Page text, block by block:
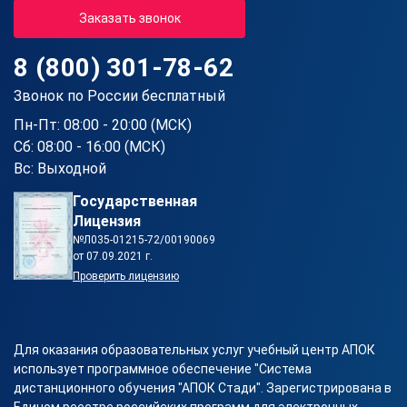
Заказать звонок
8 (800) 301-78-62
Звонок по России бесплатный
Пн-Пт: 08:00 - 20:00 (МСК)
Сб: 08:00 - 16:00 (МСК)
Вс: Выходной
Государственная
Лицензия
№Л035-01215-72/00190069
от 07.09.2021 г.
Проверить лицензию
Для оказания образовательных услуг учебный центр АПОК
использует программное обеспечение "Система
дистанционного обучения "АПОК Стади". Зарегистрирована в